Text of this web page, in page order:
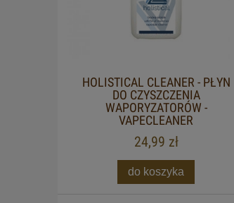
HOLISTICAL CLEANER - PŁYN
DO CZYSZCZENIA
WAPORYZATORÓW -
VAPECLEANER
24,99 zł
do koszyka